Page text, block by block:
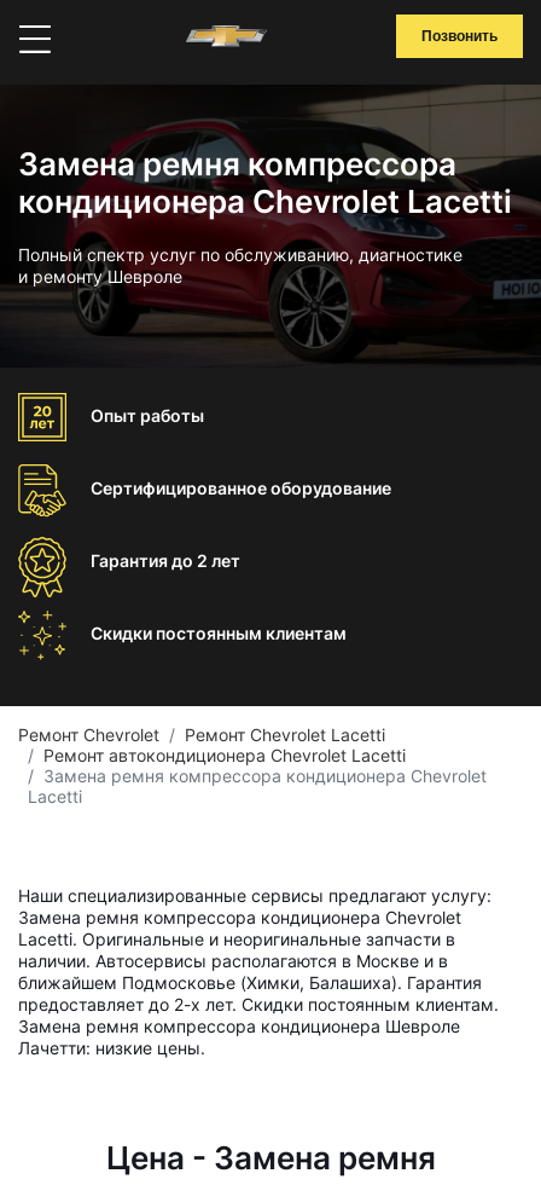
Позвонить
Замена ремня компрессора
кондиционера Chevrolet Lacetti
Полный спектр услуг по обслуживанию, диагностике
и ремонту Шевроле
Опыт работы
Сертифицированноеоборудование
Гарантиядо 2 лет
Скидки постоянным клиентам
Ремонт Chevrolet
Ремонт Chevrolet Lacetti
Ремонт автокондиционера Chevrolet Lacetti
Замена ремня компрессора кондиционера Chevrolet
Lacetti
Наши специализированные сервисы предлагают услугу:
Замена ремня компрессора кондиционера Chevrolet
Lacetti. Оригинальные и неоригинальные запчасти в
наличии. Автосервисы располагаются в Москве и в
ближайшем Подмосковье (Химки, Балашиха). Гарантия
предоставляет до 2-х лет. Скидки постоянным клиентам.
Замена ремня компрессора кондиционера Шевроле
Лачетти: низкие цены.
Цена - Замена ремня